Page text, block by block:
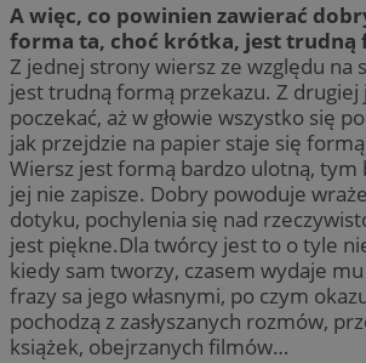
A więc, co powinien zawierać
forma ta, choć krótka, jest trudną
Z jednej strony wiersz ze względu na
jest trudną formą przekazu. Z drugiej
poczekać, aż w głowie wszystko się
jak przejdzie na papier staje się
Wiersz jest formą bardzo ulotną, tym
jej nie zapisze. Dobry powoduje
dotyku, pochylenia się nad
jest piękne.Dla twórcy jest to o tyle
kiedy sam tworzy, czasem wydaje
frazy sa jego własnymi, po czym
pochodzą z zasłyszanych rozmów,
książek, obejrzanych filmów…